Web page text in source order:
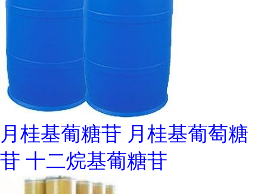
月桂基葡糖苷 月桂基葡萄糖
苷 十二烷基葡糖苷